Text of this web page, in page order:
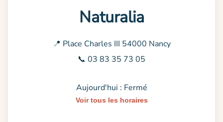
Naturalia
📍 Place Charles III 54000 Nancy
📞 03 83 35 73 05
Aujourd'hui : Fermé
Voir tous les horaires